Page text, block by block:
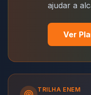
ajudar a
Ver
TRILHA ENEM